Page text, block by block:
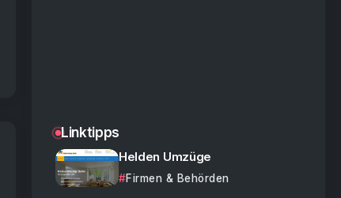
Linktipps
Helden Umzüge
Firmen & Behörden